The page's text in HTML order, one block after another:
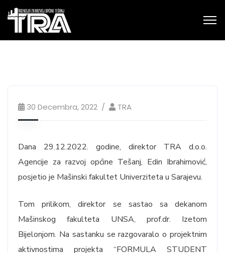
30 Decembra, 2022 TRA
Dana 29.12.2022. godine, direktor TRA d.o.o.
Agencije za razvoj općine Tešanj, Edin Ibrahimović,
posjetio je Mašinski fakultet Univerziteta u Sarajevu.
Tom prilikom, direktor se sastao sa dekanom
Mašinskog fakulteta UNSA, prof.dr. Izetom
Bijelonjom. Na sastanku se razgovaralo o projektnim
aktivnostima projekta “FORMULA STUDENT